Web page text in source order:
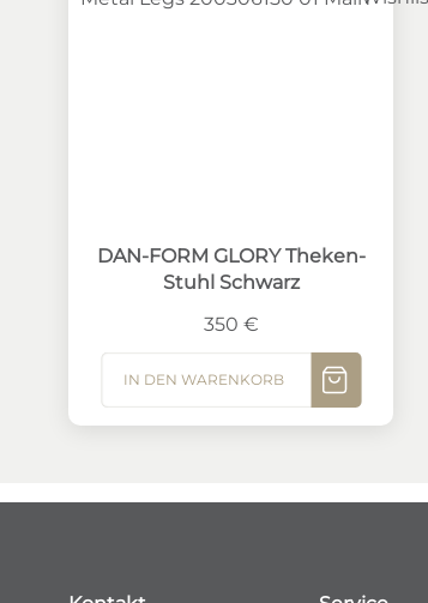
DAN-FORM GLORY Theken-
Stuhl Schwarz
350 €
IN DEN WARENKORB
MEHR ANZEIGEN